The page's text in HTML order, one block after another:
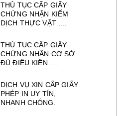
THỦ TỤC CẤP GIẤY
CHỨNG NHẬN KIỂM
DỊCH THỰC VẬT ....
THỦ TỤC CẤP GIẤY
CHỨNG NHẬN CƠ SỞ
ĐỦ ĐIỀU KIỆN ....
DỊCH VỤ XIN CẤP GIẤY
PHÉP IN UY TÍN,
NHANH CHÓNG.